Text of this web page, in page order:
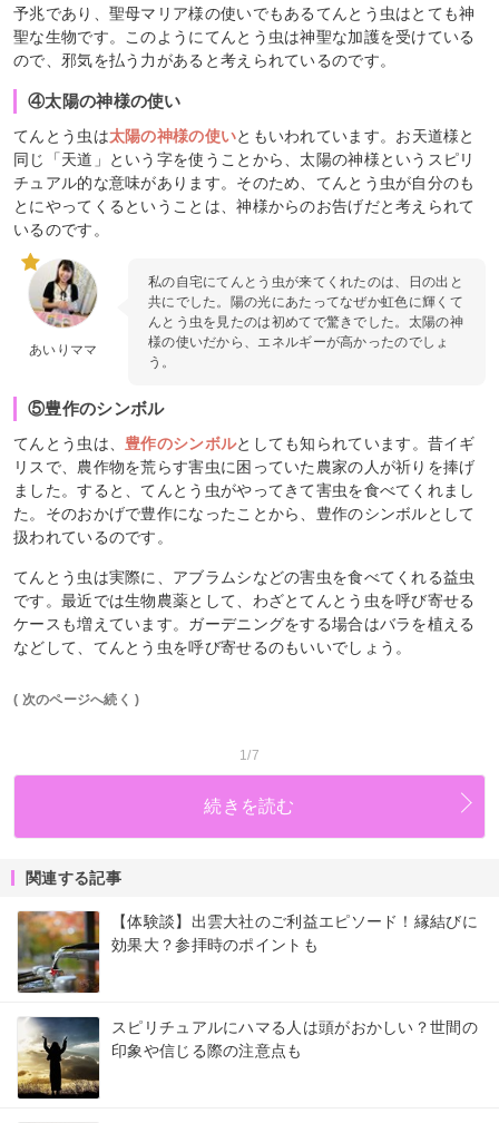
予兆であり、聖母マリア様の使いでもあるてんとう虫はとても神
聖な生物です。このようにてんとう虫は神聖な加護を受けている
ので、邪気を払う力があると考えられているのです。
④太陽の神様の使い
てんとう虫は太陽の神様の使いともいわれています。お天道様と
同じ「天道」という字を使うことから、太陽の神様というスピリ
チュアル的な意味があります。そのため、てんとう虫が自分のも
とにやってくるということは、神様からのお告げだと考えられて
いるのです。
あいりママ
私の自宅にてんとう虫が来てくれたのは、日の出と
共にでした。陽の光にあたってなぜか虹色に輝くて
んとう虫を見たのは初めてで驚きでした。太陽の神
様の使いだから、エネルギーが高かったのでしょ
う。
⑤豊作のシンボル
てんとう虫は、 豊作のシンボルとしても知られています。昔イギ
リスで、農作物を荒らす害虫に困っていた農家の人が祈りを捧げ
ました。すると、てんとう虫がやってきて害虫を食べてくれまし
た。そのおかげで豊作になったことから、豊作のシンボルとして
扱われているのです。
てんとう虫は実際に、アブラムシなどの害虫を食べてくれる益虫
です。最近では生物農薬として、わざとてんとう虫を呼び寄せる
ケースも増えています。ガーデニングをする場合はバラを植える
などして、てんとう虫を呼び寄せるのもいいでしょう。
( 次のページへ続く )
1/7
続きを読む
関連する記事
【体験談】出雲大社のご利益エピソード！縁結びに
効果大？参拝時のポイントも
スピリチュアルにハマる人は頭がおかしい？世間の
印象や信じる際の注意点も